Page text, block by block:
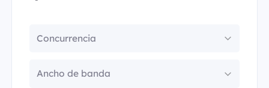
Concurrencia
Ancho de banda